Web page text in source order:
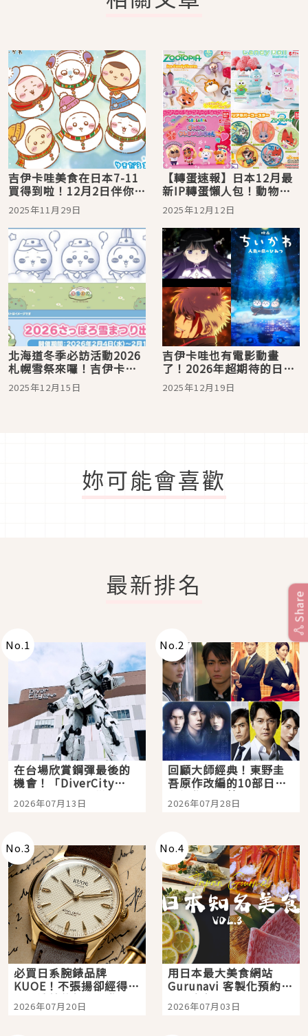
吉伊卡哇美食在日本7-11
買得到啦！12月2日伴你過
冬 購買指定商品贈激萌筆
記本、文件袋
2025年11月29日
【轉蛋速報】日本12月最
新IP轉蛋懶人包！動物方
程式、三麗鷗、吉伊卡哇
跟你招手
2025年12月12日
北海道冬季必訪活動2026
札幌雪祭來囉！吉伊卡哇
雪雕超萌雪雕帶著暖暖包
出動不能錯過
2025年12月15日
吉伊卡哇也有電影動畫
了！2026年超期待的日本
動畫電影究竟有哪些？
2025年12月19日
妳可能會喜歡
最新排名
No.1
在台場欣賞鋼彈最後的
機會！「DiverCity
Tokyo Plaza」搭船、
購物、美食及夜景，一
2026年07月13日
No.2
回顧大師經典！東野圭
吾原作改編的10部日本
影視作品推薦
2026年07月28日
No.3
必買日系腕錶品牌
KUOE！不張揚卻經得起
時間洗鍊的經典之作五
選
2026年07月20日
No.4
用日本最大美食網站
Gurunavi 客製化預約九
大都市餐廳，打造專屬
美食體驗！
2026年07月03日
Share